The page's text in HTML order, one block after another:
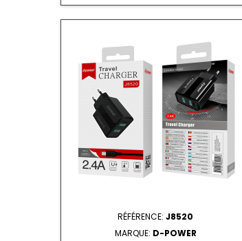
RÉFÉRENCE:J8520
MARQUE: D-POWER